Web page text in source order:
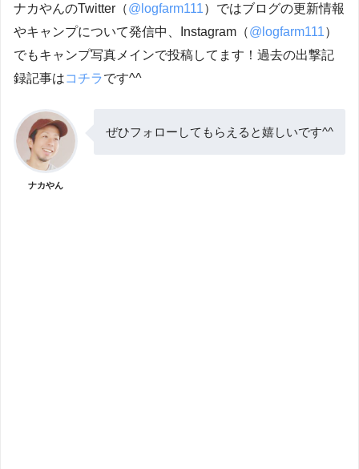
ナカやんのTwitter（@logfarm111）ではブログの更新情報
やキャンプについて発信中、Instagram（@logfarm111）
でもキャンプ写真メインで投稿してます！過去の出撃記
録記事はコチラです^^
ナカやん
ぜひフォローしてもらえると嬉しいです^^